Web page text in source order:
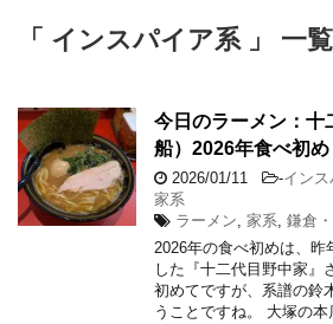
「 インスパイア系 」 一覧
今日のラーメン：十
船）2026年食べ初め
2026/01/11 -イン
家系
ラーメン, 家系, 鎌倉
2026年の食べ初めは、昨
した『十二代目野中家』
初めてですが、系譜の鈴
うことですね。 大塚の